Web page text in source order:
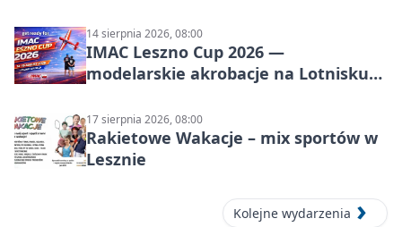
14 sierpnia 2026, 08:00
IMAC Leszno Cup 2026 —
modelarskie akrobacje na Lotnisku
17 sierpnia 2026, 08:00
Rakietowe Wakacje – mix sportów w
Lesznie
Kolejne wydarzenia